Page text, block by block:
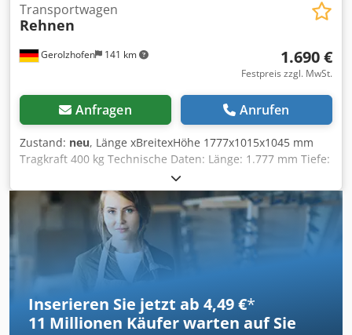
Gerolzhofen 141 km
Transportwagen
Rehnen
1.690 €
Festpreis zzgl. MwSt.
Anfragen Anrufen
Zustand: neu, Länge xBreitexHöhe 1777x1015x1045 mm
Tragkraft 400 kg Technische Daten: Länge: 1.777 mm Tiefe:
1.015 mm Dsdpfxovwfucj Aahokr Höhe: 1.845 mm
Aulagerohrlänge: 650 mm Lichte Zwischenmaß der Rohre:
160 mm Lichte Zwischenmaß der Felder: 400 mm
Tragkraft: ca. 400 kg
Inserieren Sie jetzt ab 4,49 €*
11 Millionen Käufer warten auf Sie